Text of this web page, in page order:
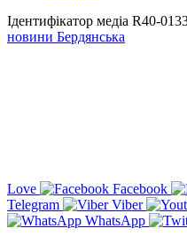
Ідентифікатор медіа R40-
новини Бердянська
Love
Facebook
Telegram
Viber
WhatsApp